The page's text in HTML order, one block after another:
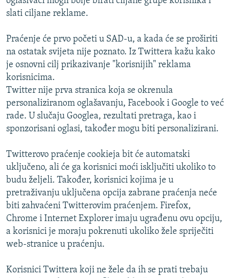
MOJA EVROPA
SVE KARTE DEJTONA
NASTANAK I RASPAD JUGOSLAVIJE
slati ciljane reklame.
Praćenje će prvo početi u SAD-u, a kada će se proširiti
na ostatak svijeta nije poznato. Iz Twittera kažu kako
je osnovni cilj prikazivanje "korisnijih" reklama
korisnicima.
Twitter nije prva stranica koja se okrenula
personaliziranom oglašavanju, Facebook i Google to već
rade. U slučaju Googlea, rezultati pretraga, kao i
sponzorisani oglasi, također mogu biti personalizirani.
Twitterovo praćenje cookieja bit će automatski
uključeno, ali će ga korisnici moći isključiti ukoliko to
budu željeli. Također, korisnici kojima je u
pretraživanju uključena opcija zabrane praćenja neće
biti zahvaćeni Twitterovim praćenjem. Firefox,
Chrome i Internet Explorer imaju ugrađenu ovu opciju,
a korisnici je moraju pokrenuti ukoliko žele spriječiti
web-stranice u praćenju.
Korisnici Twittera koji ne žele da ih se prati trebaju